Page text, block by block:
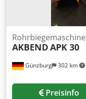
Günzburg 302 km
Rohrbiegemaschine
AKBENDAPK 30
Preisinfo